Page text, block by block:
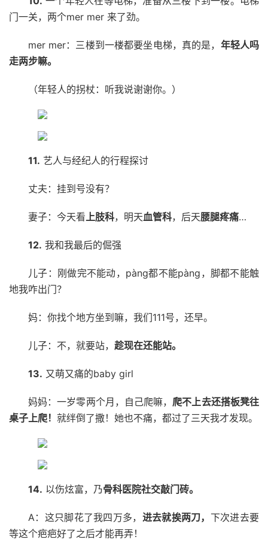
门一关，两个mer mer 来了劲。
mer mer：三楼到一楼都要坐电梯，真的是， 年轻人吗
走两步嘛。
（年轻人的拐杖：听我说谢谢你。）
11. 艺人与经纪人的行程探讨
丈夫：挂到号没有？
妻子：今天看上肢科，明天血管科，后天腰腿疼痛…
12. 我和我最后的倔强
儿子：刚做完不能动，pàng都不能pàng，脚都不能触
地我咋出门？
妈：你找个地方坐到嘛，我们111号，还早。
儿子：不，就要站， 趁现在还能站。
13. 又萌又痛的baby girl
妈妈：一岁零两个月，自己爬嘛， 爬不上去还搭板凳往
桌子上爬！ 就绊倒了撒！她也不痛，都过了三天我才发现。
14. 以伤炫富，乃骨科医院社交敲门砖。
A：这只脚花了我四万多， 进去就挨两刀， 下次进去要
等这个疤疤好了之后才能再弄！